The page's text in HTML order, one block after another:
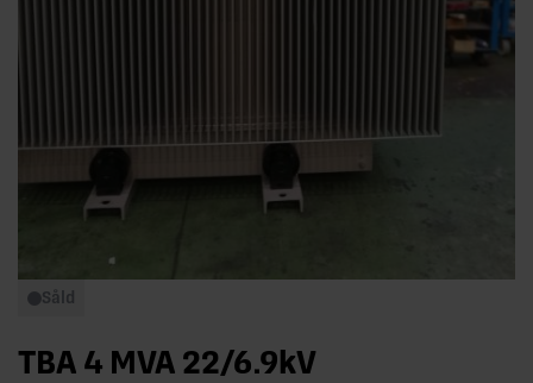
Såld
TBA 4 MVA 22/6.9kV